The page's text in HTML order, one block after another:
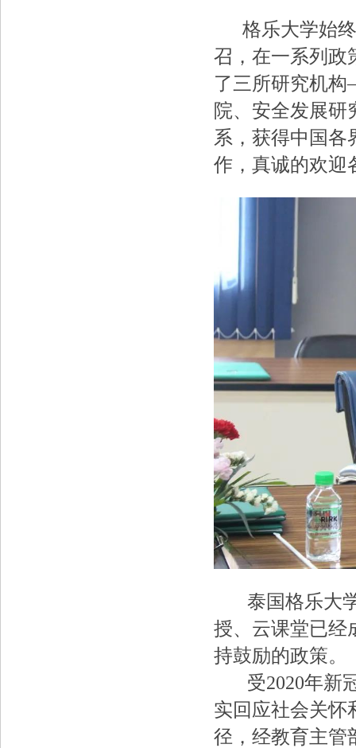
格乐大学始终
召，在一系列政
了三所研究机
院、安全发展研
系，获得中国各
作，真诚的欢迎
泰国格乐大学
授、云课堂已经
持鼓励的政策。
受2020年新冠
实回应社会关怀
径，经教育主管